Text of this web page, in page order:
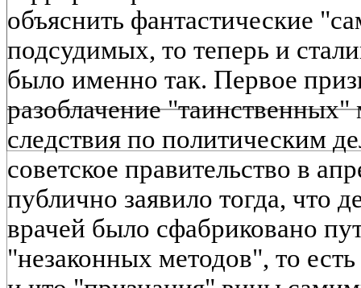
объяснить фантастические
подсудимых, то теперь и
было именно так. Первое
разоблачение "таинственных"
следствия по политическим
советское правительство в
публично заявило тогда, что
врачей было сфабриковано
"незаконных методов", то